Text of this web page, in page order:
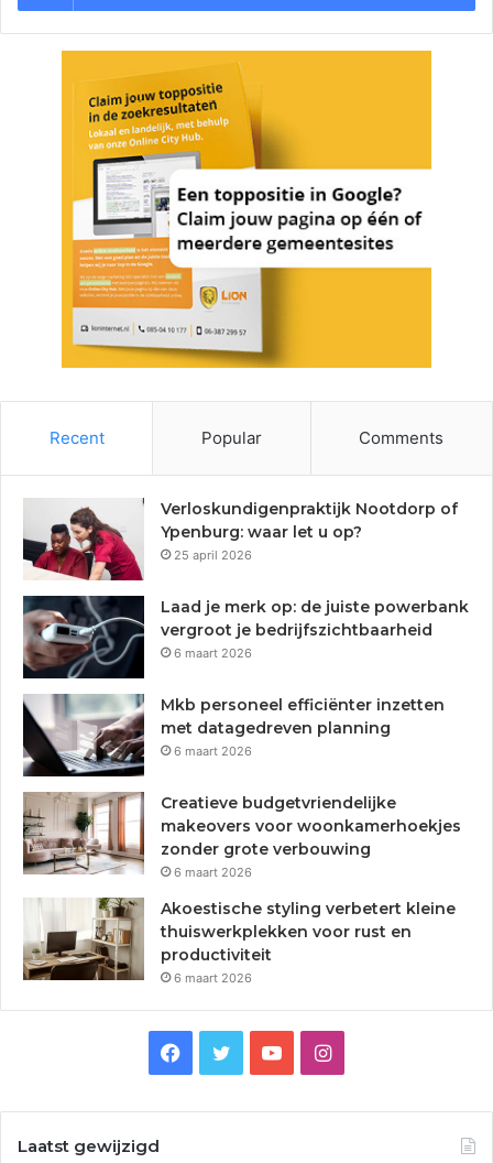
Recent Popular Comments
Verloskundigenpraktijk Nootdorp of
Ypenburg: waar let u op?
25 april 2026
Laad je merk op: de juiste powerbank
vergroot je bedrijfszichtbaarheid
6 maart 2026
Mkb personeel efficiënter inzetten
met datagedreven planning
6 maart 2026
Creatieve budgetvriendelijke
makeovers voor woonkamerhoekjes
zonder grote verbouwing
6 maart 2026
Akoestische styling verbetert kleine
thuiswerkplekken voor rust en
productiviteit
6 maart 2026
I
Laatst gewijzigd